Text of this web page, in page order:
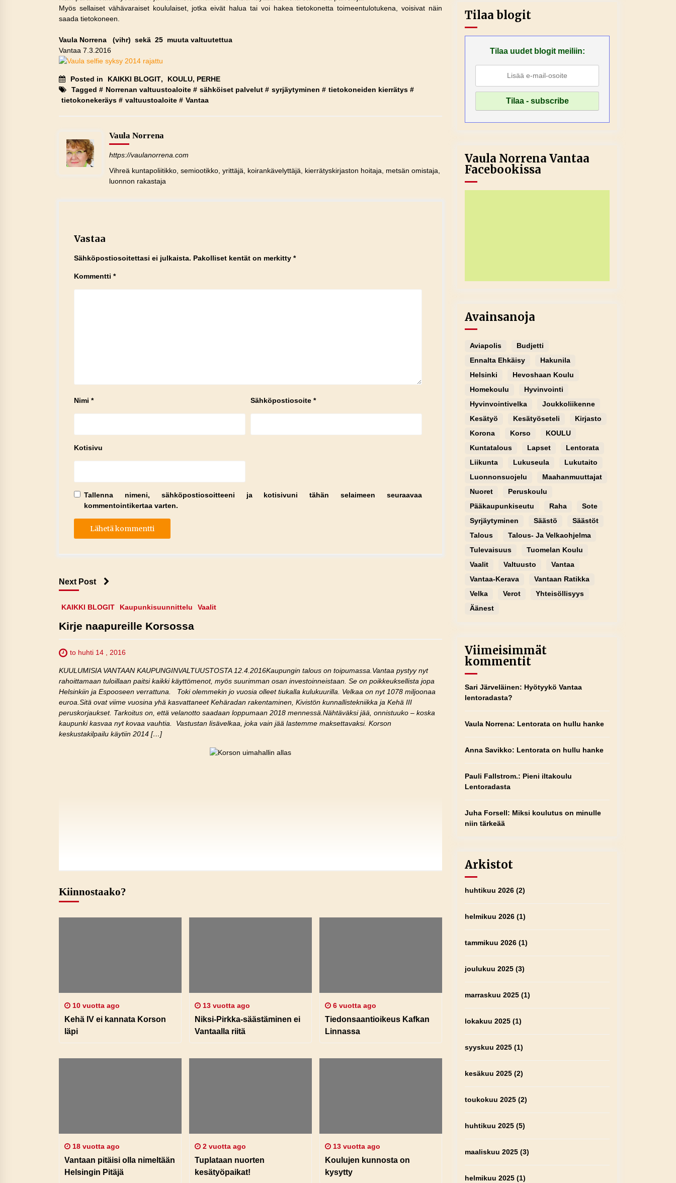
Myös sellaiset vähävaraiset koululaiset, jotka eivät halua tai voi hakea tietokonetta toimeentulotukena, voisivat näin
saada tietokoneen.
Vaula Norrena (vihr) sekä 25 muuta valtuutettua
Vantaa 7.3.2016
Posted in KAIKKI BLOGIT,
KOULU, PERHE
Tagged # Norrenan valtuustoaloite # sähköiset palvelut # syrjäytyminen # tietokoneiden kierrätys #
tietokonekeräys # valtuustoaloite # Vantaa
Vaula Norrena
https://vaulanorrena.com
Vihreä kuntapoliitikko, semiootikko, yrittäjä, koirankävelyttäjä, kierrätyskirjaston hoitaja, metsän omistaja,
luonnon rakastaja
Vastaa
Sähköpostiosoitettasi ei julkaista. Pakolliset kentät on merkitty *
Kommentti *
Nimi * Sähköpostiosoite *
Kotisivu
Tallenna nimeni, sähköpostiosoitteeni ja kotisivuni tähän selaimeen seuraavaa
kommentointikertaa varten.
Next Post
KAIKKI BLOGIT Kaupunkisuunnittelu Vaalit
Kirje naapureille Korsossa
to huhti 14 , 2016
KUULUMISIA VANTAAN KAUPUNGINVALTUUSTOSTA 12.4.2016Kaupungin talous on toipumassa.Vantaa pystyy nyt
rahoittamaan tuloillaan paitsi kaikki käyttömenot, myös suurimman osan investoinneistaan. Se on poikkeuksellista jopa
Helsinkiin ja Espooseen verrattuna. Toki olemmekin jo vuosia olleet tiukalla kulukuurilla. Velkaa on nyt 1078 miljoonaa
euroa.Sitä ovat viime vuosina yhä kasvattaneet Kehäradan rakentaminen, Kivistön kunnallistekniikka ja Kehä III
peruskorjaukset. Tarkoitus on, että velanotto saadaan loppumaan 2018 mennessä.Nähtäväksi jää, onnistuuko – koska
kaupunki kasvaa nyt kovaa vauhtia. Vastustan lisävelkaa, joka vain jää lastemme maksettavaksi. Korson
keskustakilpailu käytiin 2014 […]
Kiinnostaako?
10 vuotta ago
Kehä IV ei kannata Korson
läpi
13 vuotta ago
Niksi-Pirkka-säästäminen ei
Vantaalla riitä
6 vuotta ago
Tiedonsaantioikeus Kafkan
Linnassa
18 vuotta ago
Vantaan pitäisi olla nimeltään
Helsingin Pitäjä
2 vuotta ago
Tuplataan nuorten
kesätyöpaikat!
13 vuotta ago
Koulujen kunnosta on
kysytty
Tilaa blogit
Tilaa uudet blogit meiliin:
Vaula Norrena Vantaa
Facebookissa
Avainsanoja
Aviapolis
Budjetti
Ennalta Ehkäisy
Hakunila
Helsinki
Hevoshaan Koulu
Homekoulu
Hyvinvointi
Hyvinvointivelka
Joukkoliikenne
Kesätyö
Kesätyöseteli
Kirjasto
Korona
Korso
KOULU
Kuntatalous
Lapset
Lentorata
Liikunta
Lukuseula
Lukutaito
Luonnonsuojelu
Maahanmuuttajat
Nuoret
Peruskoulu
Pääkaupunkiseutu
Raha
Sote
Syrjäytyminen
Säästö
Säästöt
Talous
Talous- Ja Velkaohjelma
Tulevaisuus
Tuomelan Koulu
Vaalit
Valtuusto
Vantaa
Vantaa-Kerava
Vantaan Ratikka
Velka
Verot
Yhteisöllisyys
Äänest
Viimeisimmät
kommentit
Sari Järveläinen: Hyötyykö Vantaa
lentoradasta?
Vaula Norrena: Lentorata on hullu hanke
Anna Savikko: Lentorata on hullu hanke
Pauli Fallstrom.: Pieni iltakoulu
Lentoradasta
Juha Forsell: Miksi koulutus on minulle
niin tärkeää
Arkistot
huhtikuu 2026 (2)
helmikuu 2026 (1)
tammikuu 2026 (1)
joulukuu 2025 (3)
marraskuu 2025 (1)
lokakuu 2025 (1)
syyskuu 2025 (1)
kesäkuu 2025 (2)
toukokuu 2025 (2)
huhtikuu 2025 (5)
maaliskuu 2025 (3)
helmikuu 2025 (1)